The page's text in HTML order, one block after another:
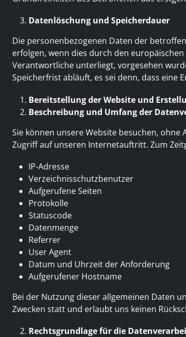
Datenlöschung und Speicherdauer
Die personenbezogenen Daten der
erfolgen, wenn dies durch den
Verantwortliche unterliegt, vorgesehen
Speicherfrist abläuft, es sei denn, dass
Bereitstellung der Website und
Beschreibung und Umfang der
Sie können unsere Website besuchen,
Zugriff auf unseren Internetauftritt. Zum
IP-Adresse
Verzeichnisschutzbenutzer
Aufgerufene Seiten
Protokolle
Statuscode
Datenmenge
Referrer
User Agent
Datum und Uhrzeit der Anforderung
Aufgerufener Hostname
Bei der Nutzung dieser allgemeinen Daten
Zwecken statt und erlaubt uns keinen
Rechtsgrundlage für die